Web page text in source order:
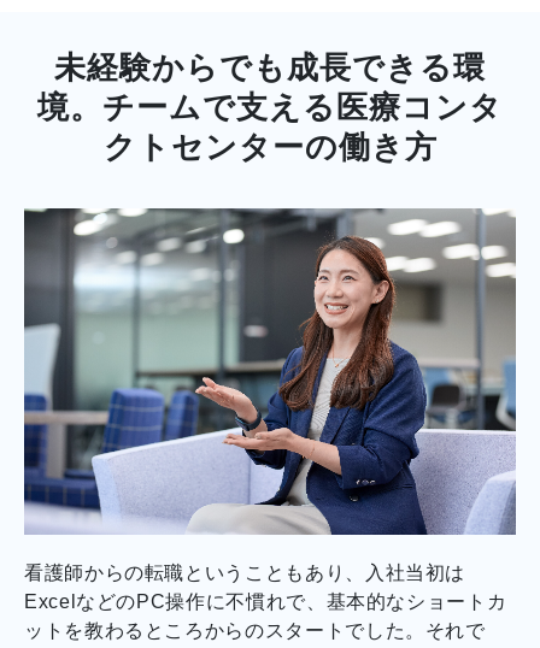
未経験からでも成長できる環
境。チームで支える医療コンタ
クトセンターの働き方
看護師からの転職ということもあり、入社当初は
ExcelなどのPC操作に不慣れで、基本的なショートカ
ットを教わるところからのスタートでした。それで